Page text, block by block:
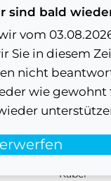
sind bald
vom
Sie in diesem
nicht
wie gewohnt
Vereinigte
85442000
Kabel
Kabel